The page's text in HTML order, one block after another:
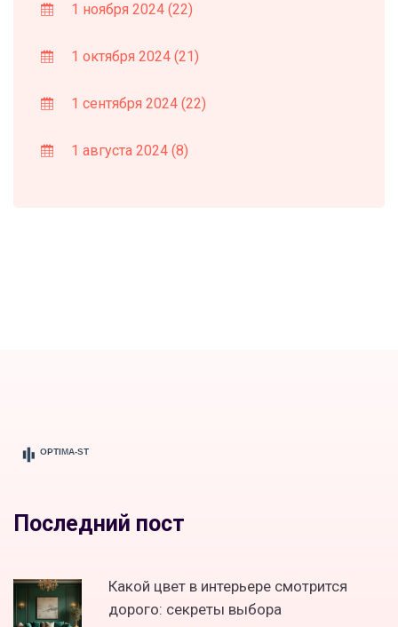
1 ноября 2024 (22)
1 октября 2024 (21)
1 сентября 2024 (22)
1 августа 2024 (8)
Последний пост
Какой цвет в интерьере смотрится
дорого: секреты выбора